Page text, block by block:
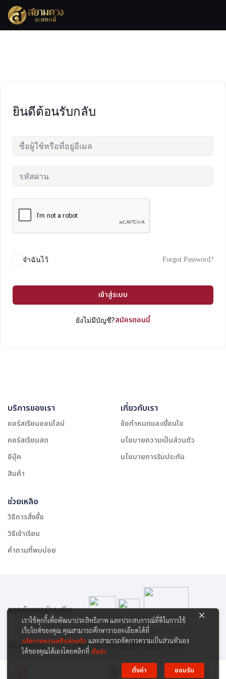
Skip
content
ยินดีต้อนรับกลับ
จำฉันไว้ Forgot Password?
เข้าสู่ระบบ
ยังไม่มีบัญชี?สมัครตอนนี้
บริการของเรา
คอร์สเรียนออนไลน์
คอร์สเรียนสด
อีบุ๊ค
สินค้า
เกี่ยวกับเรา
ข้อกำหนดและเงื่อนไข
นโยบายความเป็นส่วนตัว
นโยบายการรับประกัน
ช่วยเหลือ
วิธีการสั่งซื้อ
วิธีเข้าเรียน
คำถามที่พบบ่อย
สงวนลิขสิทธิ์ © 2565 บริษัท สยาม เคาเซิลลิ่ง เซ็นเตอร์ จำกัด
รองรับการชำระเงิน:
เราใช้คุกกี้เพื่อพัฒนาประสิทธิภาพ และประสบการณ์ที่ดีในการใช้
เว็บไซต์ของคุณ คุณสามารถศึกษารายละเอียดได้ที่
นโยบายความเป็นส่วนตัว และสามารถจัดการความเป็นส่วนตัวเอง
ได้ของคุณได้เองโดยคลิกที่ ตั้งค่า
ตั้งค่า
ยอมรับ